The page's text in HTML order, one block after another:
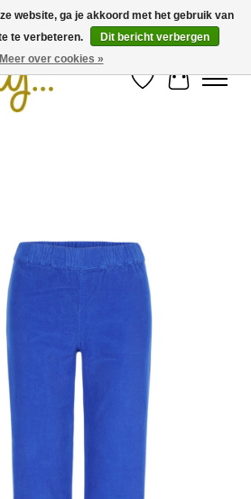
Verlanglijst
slideshow Items
website, ga je akkoord met het gebruik van
te verbeteren.
Dit bericht verbergen
Meer over cookies »